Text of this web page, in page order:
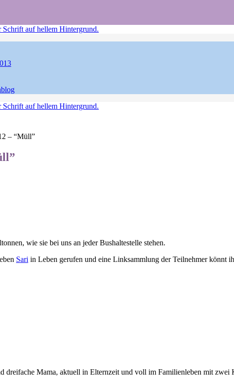
– “Müll”
wie sie bei uns an jeder Bushaltestelle stehen.
Sari in Leben gerufen und eine Linksammlung der Teilnehmer könnt
dreifache Mama, aktuell in Elternzeit und voll im Familienleben mit